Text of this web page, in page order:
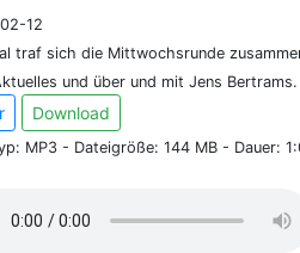
12
traf sich die Mittwochsrunde
und über und mit Jens Bertrams.
Download
MP3 - Dateigröße: 144 MB - Dauer: